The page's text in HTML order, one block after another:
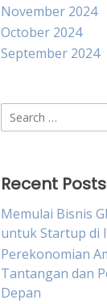
November 2024
October 2024
September 2024
Search
for:
Recent Posts
Memulai Bisnis
untuk Startup di
Perekonomian
Tantangan dan
Depan